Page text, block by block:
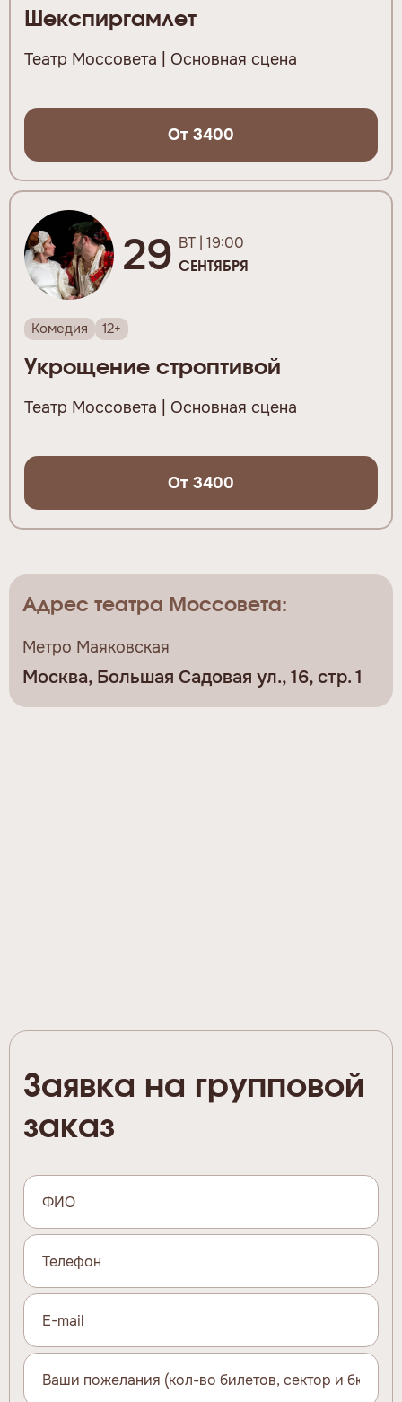
Шекспиргамлет
Театр Моссовета | Основная сцена
От 3400
29 ВТ | 19:00
СЕНТЯБРЯ
Комедия 12+
Укрощение строптивой
Театр Моссовета | Основная сцена
От 3400
Адрес театра Моссовета:
Метро Маяковская
Москва, Большая Садовая ул., 16, стр. 1
Заявка на групповой
заказ